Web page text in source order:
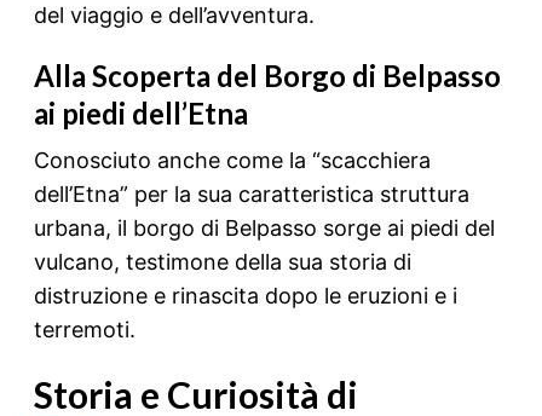
del viaggio e dell’avventura.
Alla Scoperta del Borgo di Belpasso
ai piedi dell’Etna
Conosciuto anche come la “scacchiera
dell’Etna” per la sua caratteristica struttura
urbana, il borgo di Belpasso sorge ai piedi del
vulcano, testimone della sua storia di
distruzione e rinascita dopo le eruzioni e i
terremoti.
Storia e Curiosità di